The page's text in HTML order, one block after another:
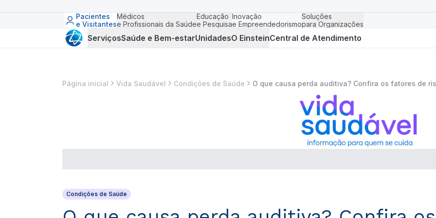
Pacientes
e Visitantes
Médicos
e Profissionais da Saúde
Educação
e Pesquisa
Inovação
e Empreendedorismo
Soluções
para Organizações
ServiçosSaúde e Bem-estarUnidadesO EinsteinCentral de Atendimento
Página inicial Vida Saudável Condições de Saúde O que causa perda auditiva? Confira os fatores de
Condições de Saúde